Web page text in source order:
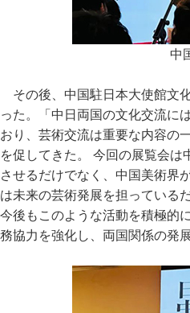
中
その後、中国駐日本大使館文
った。「中日両国の文化交流に
おり、芸術交流は重要な内容の
を促してきた。 今回の展覧会
させるだけでなく、中国美術界
は未来の芸術発展を担っている
今後もこのような活動を積極的
務協力を強化し、両国関係の発